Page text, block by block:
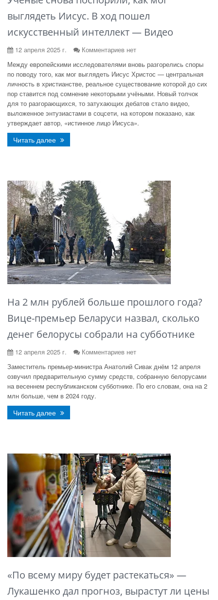
выглядеть Иисус. В ход пошел
искусственный интеллект — Видео
12 апреля 2025 г.
Комментариев нет
Между европейскими исследователями вновь разгорелись споры
по поводу того, как мог выглядеть Иисус Христос — центральная
личность в христианстве, реальное существование которой до сих
пор ставится под сомнение некоторыми учёными. Новый толчок
для то разгорающихся, то затухающих дебатов стало видео,
выложенное энтузиастами в соцсети, на котором показано, как
утверждает автор, «истинное лицо Иисуса».
Читать далее
На 2 млн рублей больше прошлого года?
Вице-премьер Беларуси назвал, сколько
денег белорусы собрали на субботнике
12 апреля 2025 г.
Комментариев нет
Заместитель премьер-министра Анатолий Сивак днём 12 апреля
озвучил предварительную сумму средств, собранную белорусами
на весеннем республиканском субботнике. По его словам, она на 2
млн больше, чем в 2024 году.
Читать далее
«По всему миру будет растекаться» —
Лукашенко дал прогноз, вырастут ли цены